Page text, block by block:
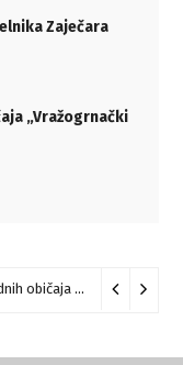
Zaječara
„Vražogrnački
U Vražogrncu počela Smotra narodnih običaja „Vražogrnački točak“